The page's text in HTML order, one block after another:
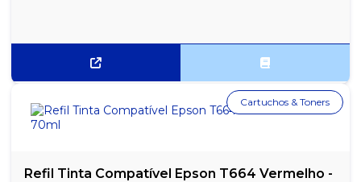
REFIL DE TINTA EPSON T544 PRETO ORIGINAL
REFIL HP (GT53) ANTIGO GT51 PRETO COMPATÍVEL - 90ML
REFIL TINTA COMPATÍVEL CANON BLACK GL-190 70ML
Refil Tinta Compatível Epson T664 Vermelho -
Cartuchos & Toners